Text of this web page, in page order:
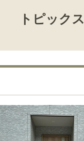
トピックス